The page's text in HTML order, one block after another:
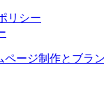
リシー
ページ制作とブラ